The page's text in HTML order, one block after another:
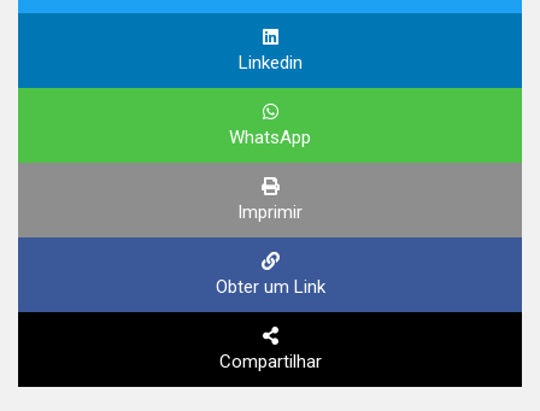
Linkedin
WhatsApp
Imprimir
Obter um Link
Compartilhar